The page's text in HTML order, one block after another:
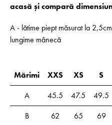
acasă și compară
A - lătime piept măsurat la
lungime mânecă
Mărimi XXS XS S
A
45.5 47.5 49.5
B
62 65 69